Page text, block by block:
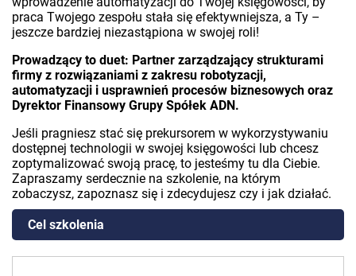
praca Twojego zespołu stała się efektywniejsza, a Ty –
jeszcze bardziej niezastąpiona w swojej roli!
Prowadzący to duet: Partner zarządzający strukturami
firmy z rozwiązaniami z zakresu robotyzacji,
automatyzacji i usprawnień procesów biznesowych oraz
Dyrektor Finansowy Grupy Spółek ADN.
Jeśli pragniesz stać się prekursorem w wykorzystywaniu
dostępnej technologii w swojej księgowości lub chcesz
zoptymalizować swoją pracę, to jesteśmy tu dla Ciebie.
Zapraszamy serdecznie na szkolenie, na którym
zobaczysz, zapoznasz się i zdecydujesz czy i jak działać.
Cel szkolenia